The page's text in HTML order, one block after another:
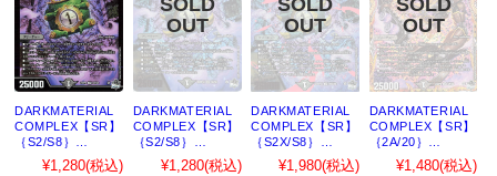
DARKMATERIAL
COMPLEX【SR】
｛S2/S8｝
［23RP4］
¥1,280(税込)
DARKMATERIAL
COMPLEX【SR】
｛S2/S8｝
［23RP4X］
¥1,280(税込)
DARKMATERIAL
COMPLEX【SR】
｛S2X/S8｝
［23RP4X］
¥1,980(税込)
DARKMATERIAL
COMPLEX【SR】
｛2A/20｝
［23RP4］
¥1,480(税込)